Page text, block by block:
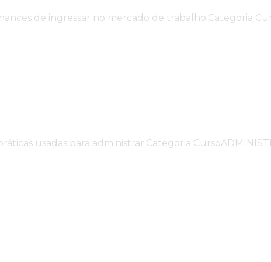
de ingressar no mercado de trabalho.Categoria
usadas para administrar.Categoria